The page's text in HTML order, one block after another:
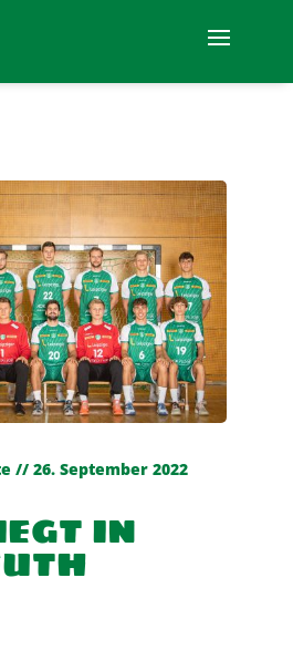
// 26. September 2022
IN